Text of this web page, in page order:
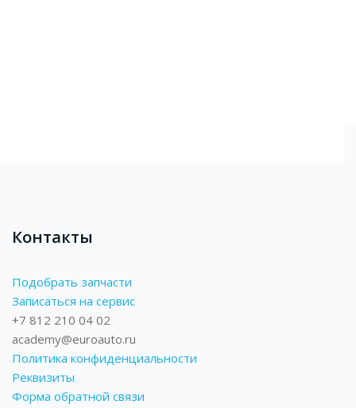
Контакты
Подобрать запчасти
Записаться на сервис
+7 812 210 04 02
academy@euroauto.ru
Политика конфиденциальности
Реквизиты
Форма обратной связи